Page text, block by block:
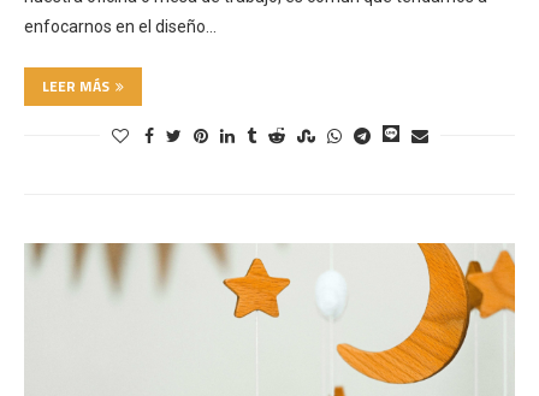
enfocarnos en el diseño…
LEER MÁS